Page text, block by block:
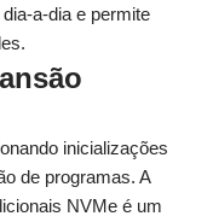
a-dia e permite
inicializações
de programas. A
NVMe é um